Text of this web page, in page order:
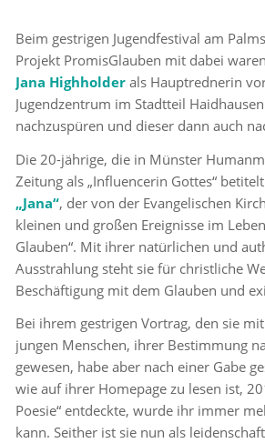
Beim gestrigen Jugendfestival am
Projekt PromisGlauben mit dabei
Jana Highholder als Hauptrednerin
Jugendzentrum im Stadtteil
nachzuspüren und dieser dann auch
Die 20-jährige, die in Münster
Zeitung als „Influencerin Gottes“
„Jana“, der von der Evangelischen
kleinen und großen Ereignisse im
Glauben“. Mit ihrer natürlichen und
Ausstrahlung steht sie für christliche
Beschäftigung mit dem Glauben und
Bei ihrem gestrigen Vortrag, den sie
jungen Menschen, ihrer Bestimmung
gewesen, habe aber nach einer Gabe
wie auf ihrer Homepage zu lesen ist,
Poesie“ entdeckte, wurde ihr immer
kann. Seither ist sie nun als